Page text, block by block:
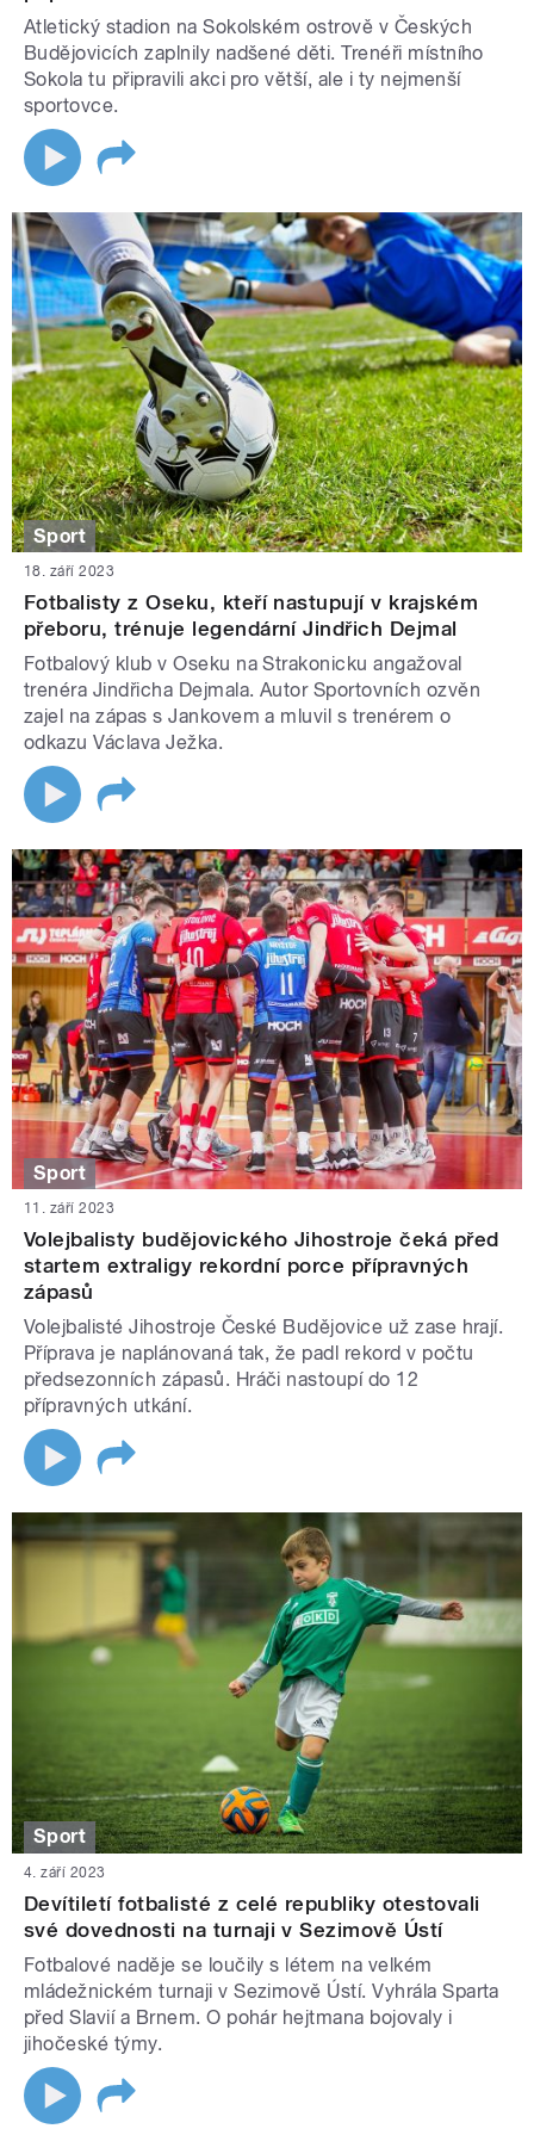
Atletický stadion na Sokolském ostrově v Českých
Budějovicích zaplnily nadšené děti. Trenéři místního
Sokola tu připravili akci pro větší, ale i ty nejmenší
sportovce.
Sport
18. září 2023
Fotbalisty z Oseku, kteří nastupují v krajském
přeboru, trénuje legendární Jindřich Dejmal
Fotbalový klub v Oseku na Strakonicku angažoval
trenéra Jindřicha Dejmala. Autor Sportovních ozvěn
zajel na zápas s Jankovem a mluvil s trenérem o
odkazu Václava Ježka.
Sport
11. září 2023
Volejbalisty budějovického Jihostroje čeká před
startem extraligy rekordní porce přípravných
zápasů
Volejbalisté Jihostroje České Budějovice už zase hrají.
Příprava je naplánovaná tak, že padl rekord v počtu
předsezonních zápasů. Hráči nastoupí do 12
přípravných utkání.
Sport
4. září 2023
Devítiletí fotbalisté z celé republiky otestovali
své dovednosti na turnaji v Sezimově Ústí
Fotbalové naděje se loučily s létem na velkém
mládežnickém turnaji v Sezimově Ústí. Vyhrála Sparta
před Slavií a Brnem. O pohár hejtmana bojovaly i
jihočeské týmy.